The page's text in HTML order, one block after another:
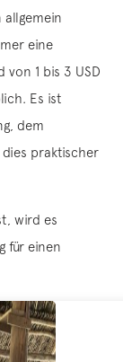
allgemein
eine
1 bis 3 USD
Es ist
dem
dies praktischer
wird es
für einen